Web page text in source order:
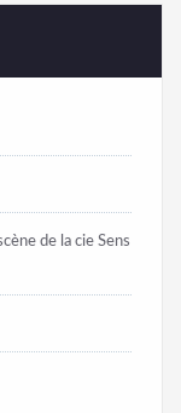
de la cie Sens